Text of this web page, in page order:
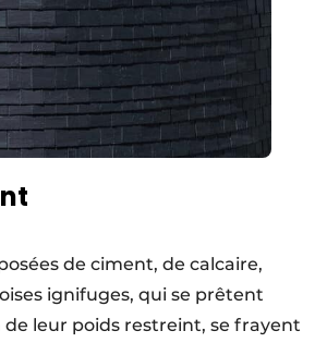
de ciment, de calcaire,
ignifuges, qui se prêtent
leur poids restreint, se frayent